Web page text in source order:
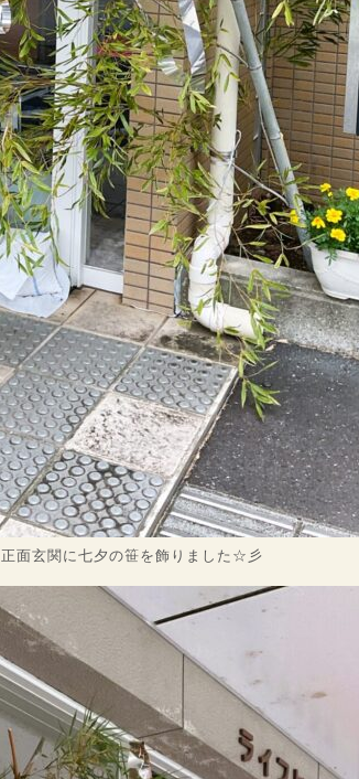
正面玄関に七夕の笹を飾りました☆彡